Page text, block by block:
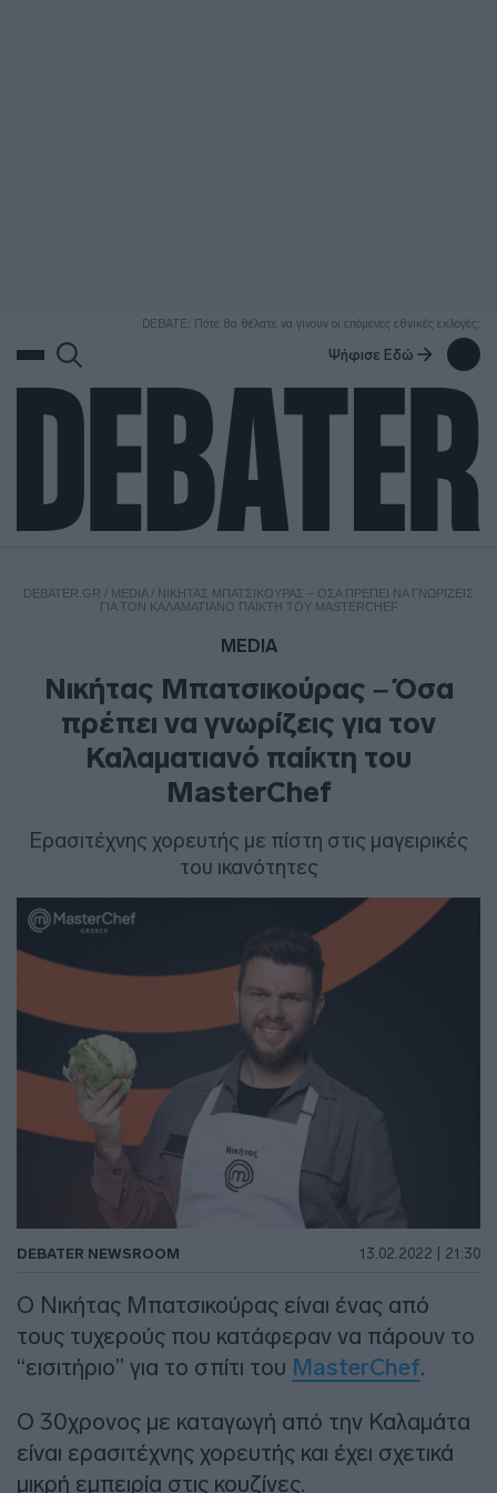
DEBATE: Πότε θα θέλατε να γίνουν οι επόμενες εθνικές εκλογές;
Ψήφισε Εδώ
DEBATER.GR / MEDIA/ ΝΙΚΉΤΑΣ ΜΠΑΤΣΙΚΟΎΡΑΣ – ΌΣΑ ΠΡΈΠΕΙ ΝΑ ΓΝΩΡΊΖΕΙΣ
ΓΙΑ ΤΟΝ ΚΑΛΑΜΑΤΙΑΝΌ ΠΑΊΚΤΗ ΤΟΥ MASTERCHEF
MEDIA
Νικήτας Μπατσικούρας – Όσα
πρέπει να γνωρίζεις για τον
Καλαματιανό παίκτη του
MasterChef
Ερασιτέχνης χορευτής με πίστη στις μαγειρικές
του ικανότητες
DEBATER NEWSROOM 13.02.2022 | 21:30
Ο Νικήτας Μπατσικούρας είναι ένας από
τους τυχερούς που κατάφεραν να πάρουν το
“εισιτήριο” για το σπίτι του MasterChef.
Ο 30χρονος με καταγωγή από την Καλαμάτα
είναι ερασιτέχνης χορευτής και έχει σχετικά
μικρή εμπειρία στις κουζίνες.